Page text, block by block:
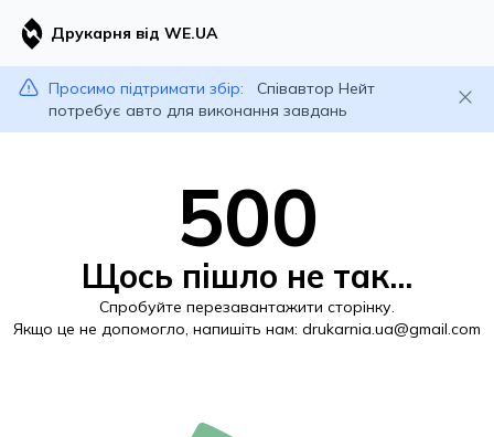
Друкарня від WE.UA
Просимо підтримати збір:
Співавтор Нейт
потребує авто для виконання завдань
500
Щось пішло не так...
Спробуйте перезавантажити сторінку.
Якщо це не допомогло, напишіть нам: drukarnia.ua@gmail.com